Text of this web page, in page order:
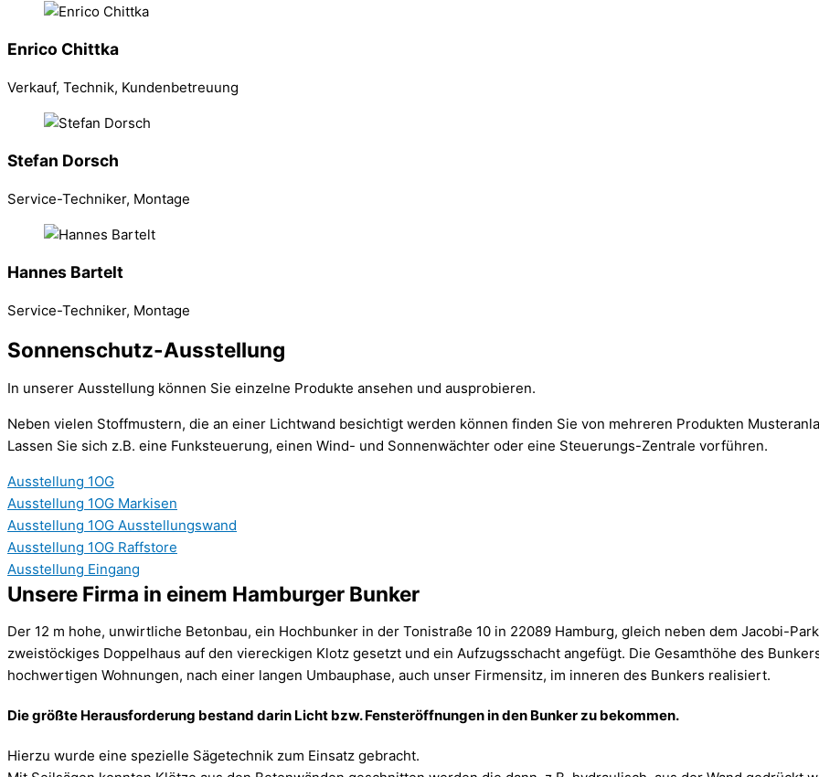
Enrico Chittka
Verkauf, Technik, Kundenbetreuung
Stefan Dorsch
Service-Techniker, Montage
Hannes Bartelt
Service-Techniker, Montage
Sonnenschutz-Ausstellung
In unserer Ausstellung können Sie einzelne Produkte ansehen und ausprobieren.
Neben vielen Stoffmustern, die an einer Lichtwand besichtigt werden können finden Sie von mehreren Produkten
Lassen Sie sich z.B. eine Funksteuerung, einen Wind- und Sonnenwächter oder eine Steuerungs-Zentrale vorführen.
Ausstellung 1OG
Ausstellung 1OG Markisen
Ausstellung 1OG Ausstellungswand
Ausstellung 1OG Raffstore
Ausstellung Eingang
Unsere Firma in einem Hamburger Bunker
Der 12 m hohe, unwirtliche Betonbau, ein Hochbunker in der Tonistraße 10 in 22089 Hamburg, gleich neben dem Jacobi-
zweistöckiges Doppelhaus auf den viereckigen Klotz gesetzt und ein Aufzugsschacht angefügt. Die Gesamthöhe des
hochwertigen Wohnungen, nach einer langen Umbauphase, auch unser Firmensitz, im inneren des Bunkers realisiert.
Die größte Herausforderung bestand darin Licht bzw. Fensteröffnungen in den Bunker zu bekommen.
Hierzu wurde eine spezielle Sägetechnik zum Einsatz gebracht.